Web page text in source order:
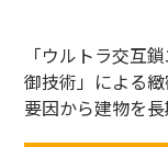
「ウルトラ交互
御技術」による
要因から建物を長